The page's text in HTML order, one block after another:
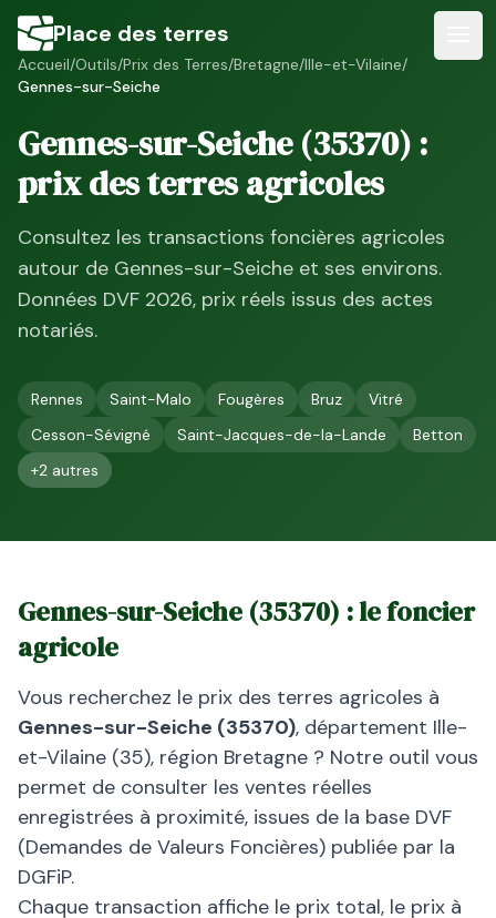
Place des terres
Accueil/Outils/Prix des Terres/Bretagne/Ille-et-Vilaine/
Gennes-sur-Seiche
Gennes-sur-Seiche(35370) :
prix des terres agricoles
Consultez les transactions foncières agricoles
autour de Gennes-sur-Seiche et ses environs.
Données DVF 2026, prix réels issus des actes
notariés.
Rennes Saint-Malo Fougères Bruz
Vitré
Cesson-Sévigné
Saint-Jacques-de-la-Lande
Betton
+2 autres
Gennes-sur-Seiche (35370) : le foncier
agricole
Vous recherchez le prix des terres agricoles à
Gennes-sur-Seiche (35370), département Ille-
et-Vilaine (35), région Bretagne ? Notre outil vous
permet de consulter les ventes réelles
enregistrées à proximité, issues de la base DVF
(Demandes de Valeurs Foncières) publiée par la
DGFiP.
Chaque transaction affiche le prix total, le prix à